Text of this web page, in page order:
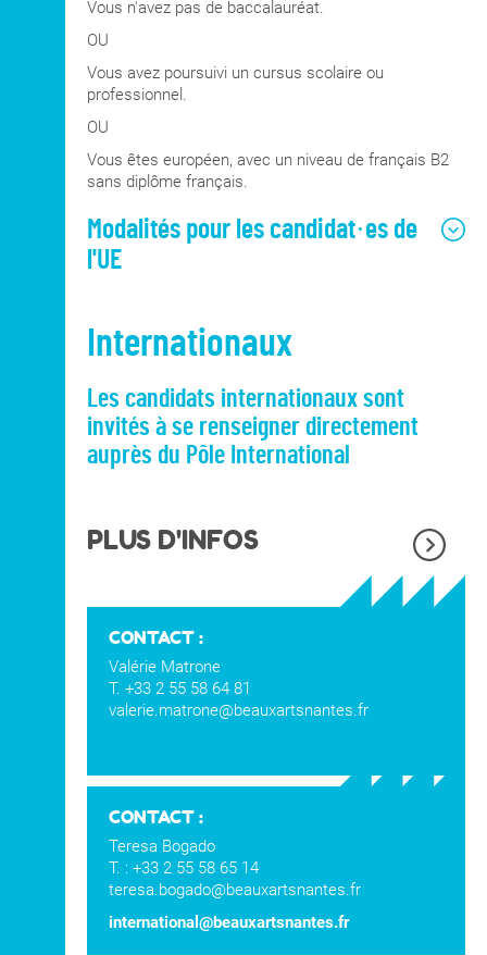
Vous n'avez pas de baccalauréat.
OU
Vous avez poursuivi un cursus scolaire ou
professionnel.
OU
Vous êtes européen, avec un niveau de français B2
sans diplôme français.
Modalités pour les candidat·es de
l'UE
Les candidat·es de l'Union européenne sont
invité·es à présenter leurs diplômes traduits
Une bonne connaissance de la langue
française est exigée : une attestation de
passage du TCF (test de connaissance du
français) niveau B2 ou du DELF (diplôme
Internationaux
Les candidats internationaux sont
invités à se renseigner directement
auprès du Pôle International
PLUS D'INFOS
CONTACT :
Valérie Matrone
T. +33 2 55 58 64 81
valerie.matrone@beauxartsnantes.fr
CONTACT :
Teresa Bogado
T. : +33 2 55 58 65 14
teresa.bogado@beauxartsnantes.fr
international@beauxartsnantes.fr